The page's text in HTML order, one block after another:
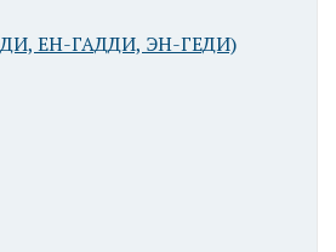
ЕН-ГАДДИ, ЭН-ГЕДИ)